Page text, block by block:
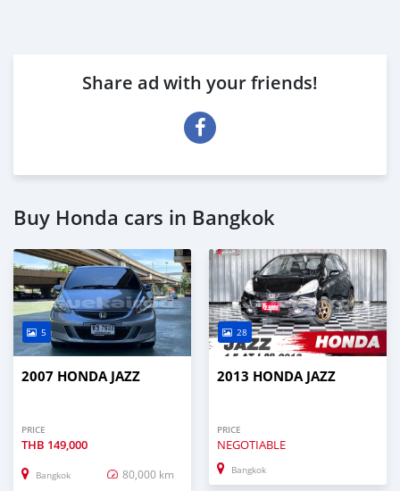
Share ad with your friends!
Buy Honda cars in Bangkok
5
2007 HONDA JAZZ
PRICE
THB 149,000
Bangkok 80,000 km
28
2013 HONDA JAZZ
PRICE
NEGOTIABLE
Bangkok